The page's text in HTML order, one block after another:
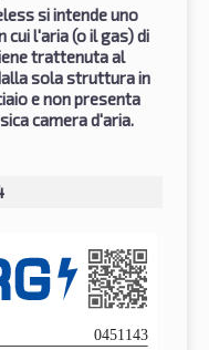
si intende uno
cui l'aria (o il gas) di
trattenuta al
sola struttura in
e non presenta
camera d'aria.